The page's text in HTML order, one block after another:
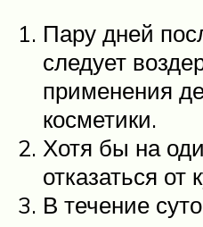
Пару дней
следует
применения
косметики.
Хотя бы на
отказаться от
В течение